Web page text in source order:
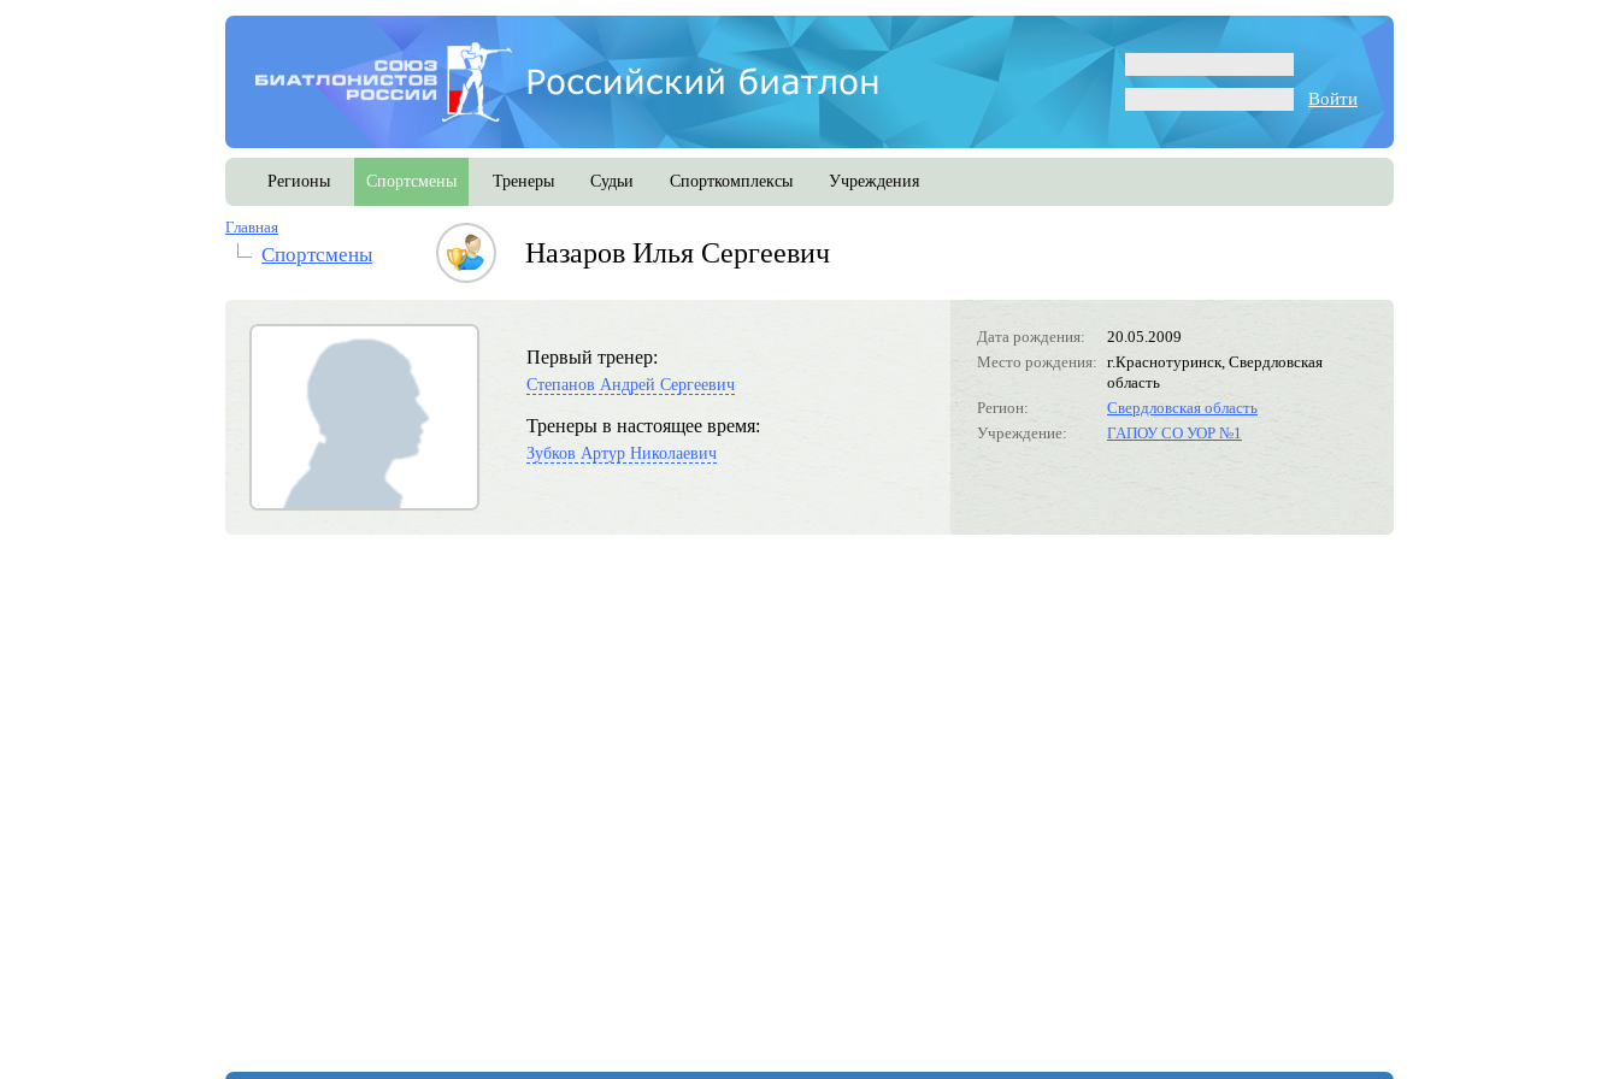
Войти
Регионы Спортсмены Тренеры Судьи Спорткомплексы Учреждения
Главная
Спортсмены Назаров Илья Сергеевич
Дата рождения:
20.05.2009
Место рождения: г.Краснотуринск, Свердловская
область
Регион:
Свердловская область
Учреждение:
ГАПОУ СО УОР №1
Первый тренер:
Степанов Андрей Сергеевич
Тренеры в настоящее время:
Зубков Артур Николаевич